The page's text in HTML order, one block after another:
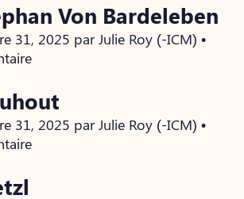
Von Bardeleben
31, 2025 par Julie Roy (-ICM) •
31, 2025 par Julie Roy (-ICM) •